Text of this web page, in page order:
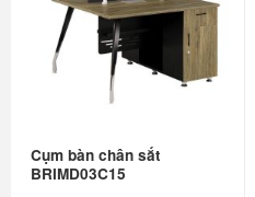
Cụm bàn chân sắt
BRIMD03C15